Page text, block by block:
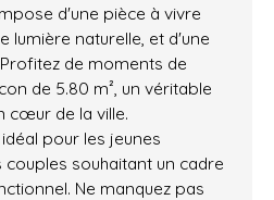
d'une pièce à vivre
lumière naturelle, et d'une
de moments de
de 5.80 m², un véritable
cœur de la ville.
pour les jeunes
souhaitant un cadre
Ne manquez pas